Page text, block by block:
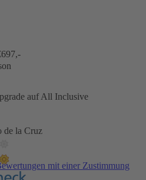
697,-
auf All Inclusive
de la Cruz
mit einer Zustimmung